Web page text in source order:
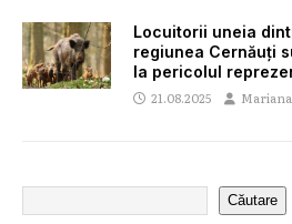
Locuitorii uneia
regiunea Cernăuți
la pericolul
21.08.2025
Căutare